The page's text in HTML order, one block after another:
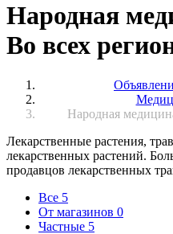
Народная
Во всех
Народная
Лекарственные растения,
лекарственных растений.
продавцов лекарственных
Все 5
От магазинов 0
Частные 5